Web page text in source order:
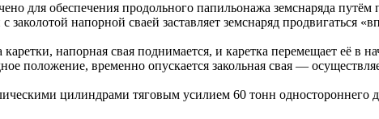
для обеспечения продольного папильонажа земснаряда
напорной сваей заставляет земснаряд продвигаться
напорная свая поднимается, и каретка перемещает её в
положение, временно опускается закольная свая —
цилиндрами тяговым усилием 60 тонн